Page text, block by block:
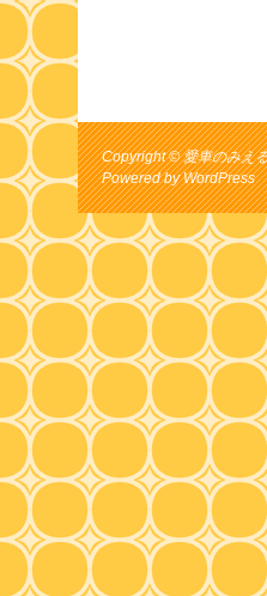
Copyright © 愛車のみえ
Powered byWordPress